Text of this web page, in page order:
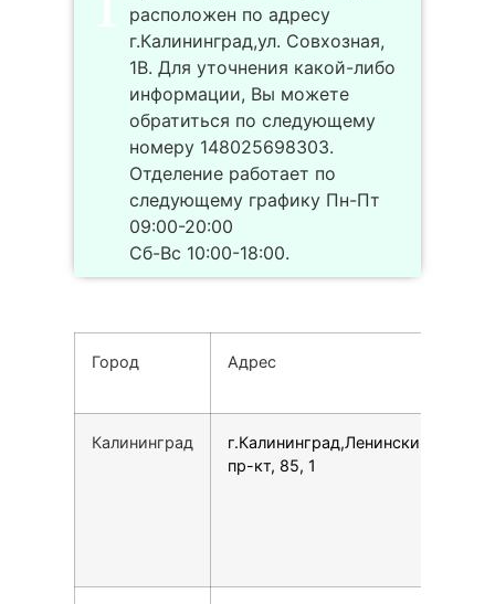
расположен по адресу
г.Калининград,ул. Совхозная,
1В. Для уточнения какой-либо
информации, Вы можете
обратиться по следующему
номеру 148025698303.
Отделение работает по
следующему графику Пн-Пт
09:00-20:00
Сб-Вс 10:00-18:00.
Город Адрес
Калининград
г.Калининград,Ленинский
пр-кт, 85, 1